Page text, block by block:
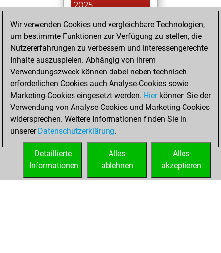
2025
You achieved a
BeautyScore of 60
Fritz
achieved a new Elo
of 1549
Samstag, Juni 17,
2023
You created
your Fritz account
Wir verwenden Cookies und vergleichbare Technologien,
um bestimmte Funktionen zur Verfügung zu stellen, die
Nutzererfahrungen zu verbessern und interessengerechte
Inhalte auszuspielen. Abhängig von ihrem
Verwendungszweck können dabei neben technisch
erforderlichen Cookies auch Analyse-Cookies sowie
Marketing-Cookies eingesetzt werden. Hierkönnen Sie der
Verwendung von Analyse-Cookies und Marketing-Cookies
widersprechen. Weitere Informationen finden Sie in
unserer Datenschutzerklärung.
Alles
akzeptieren
Alles
ablehnen
Detaillierte
Informationen